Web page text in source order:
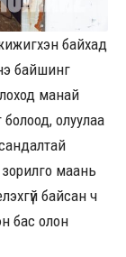
байхад
байшинг
манай
олуулаа
маань
байсан ч
бас олон